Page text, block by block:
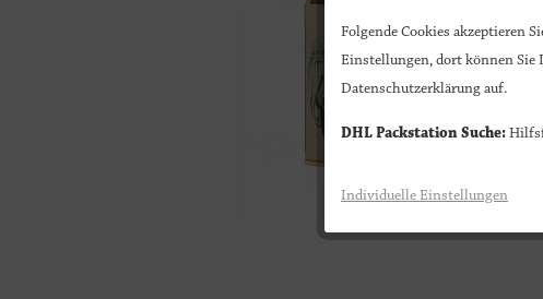
Folgende Cookies akzeptieren
Einstellungen, dort können Sie
Datenschutzerklärung auf.
DHL Packstation Suche:
Individuelle Einstellungen